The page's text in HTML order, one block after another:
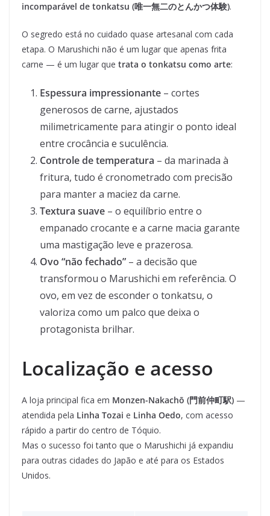
incomparável de tonkatsu (唯一無二のとんかつ体験).
O segredo está no cuidado quase artesanal com cada
etapa. O Marushichi não é um lugar que apenas frita
carne — é um lugar que trata o tonkatsu como arte:
Espessura impressionante – cortes
generosos de carne, ajustados
milimetricamente para atingir o ponto ideal
entre crocância e suculência.
Controle de temperatura – da marinada à
fritura, tudo é cronometrado com precisão
para manter a maciez da carne.
Textura suave – o equilíbrio entre o
empanado crocante e a carne macia garante
uma mastigação leve e prazerosa.
Ovo “não fechado” – a decisão que
transformou o Marushichi em referência. O
ovo, em vez de esconder o tonkatsu, o
valoriza como um palco que deixa o
protagonista brilhar.
Localização e acesso
A loja principal fica em Monzen-Nakachō (門前仲町駅) —
atendida pela Linha Tozai e Linha Oedo, com acesso
rápido a partir do centro de Tóquio.
Mas o sucesso foi tanto que o Marushichi já expandiu
para outras cidades do Japão e até para os Estados
Unidos.